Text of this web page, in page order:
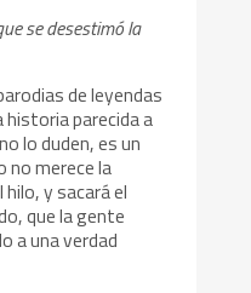
se desestimó la
de leyendas
historia parecida a
lo duden, es un
no merece la
y sacará el
que la gente
a una verdad